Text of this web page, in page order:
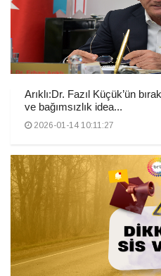
Arıklı:Dr. Fazıl Küçük’ün
ve bağımsızlık idea...
2026-01-14 10:11:27